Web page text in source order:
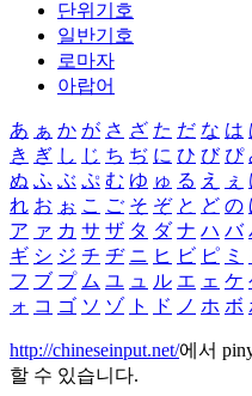
단위기호
일반기호
로마자
아랍어
あ ぁ か が さ ざ た だ な は
き ぎ し じ ち ぢ に ひ び ぴ
ぬ ふ ぶ ぷ む ゆ ゅ る え ぇ
れ お ぉ こ ご そ ぞ と ど の
ア ァ カ サ ザ タ ダ ナ ハ バ
ギ シ ジ チ ヂ ニ ヒ ビ ピ ミ
フ ブ プ ム ユ ュ ル エ ェ ケ
ォ コ ゴ ソ ゾ ト ド ノ ホ ボ
http://chineseinput.net/에서
할 수 있습니다.